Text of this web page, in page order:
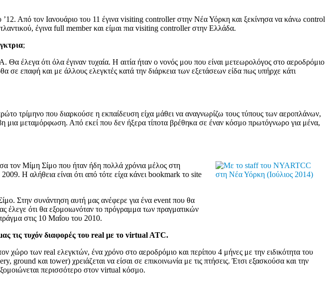
Από τον Ιανουάριο του 11 έγινα visiting controller στην Νέα Υόρκη και ξεκίνησα να κάνω control
έγινα full member και είμαι πια visiting controller στην Ελλάδα.
;
ότι όλα έγιναν τυχαία. Η αιτία ήταν ο νονός μου που είναι μετεωρολόγος στο αεροδρόμιο
επαφή και με άλλους ελεγκτές κατά την διάρκεια των εξετάσεων είδα πως υπήρχε κάτι
τρίμηνο που διαρκούσε η εκπαίδευση είχα μάθει να αναγνωρίζω τους τύπους των αεροπλάνων,
μια μεταμόρφωση. Από εκεί που δεν ήξερα τίποτα βρέθηκα σε έναν κόσμο πρωτόγνωρο για μένα,
τον Μίμη Σίμο που ήταν ήδη πολλά χρόνια μέλος στη
Η αλήθεια είναι ότι από τότε είχα κάνει bookmark το site
Στην συνάντηση αυτή μας ανέφερε για ένα event που θα
έλεγε ότι θα εξομοιωνόταν το πρόγραμμα των πραγματικών
στις 10 Μαΐου του 2010.
τις τυχόν διαφορές του real με το virtual ATC.
των real ελεγκτών, ένα χρόνο στο αεροδρόμιο και περίπου 4 μήνες με την ειδικότητα του
και tower) χρειάζεται να είσαι σε επικοινωνία με τις πτήσεις. Έτσι εξασκούσα και την
περισσότερο στον virtual κόσμο.